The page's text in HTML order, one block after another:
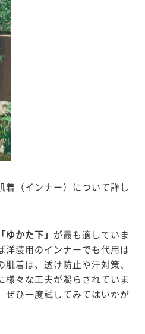
着（インナー）について詳し
「ゆかた下 」 が最も適していま
洋装用のインナーでも代用は
着は、透け防止や汗対策、
様々な工夫が凝らされていま
ぜひ一度試してみてはいかが